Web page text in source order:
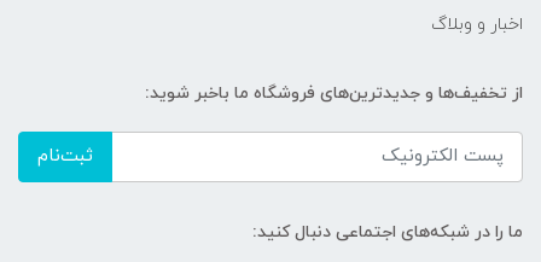
اخبار و وبلاگ
از تخفیف‌ها و جدیدترین‌های فروشگاه ما باخبر شوید:
ثبت‌نام
ما را در شبکه‌های اجتماعی دنبال کنید: